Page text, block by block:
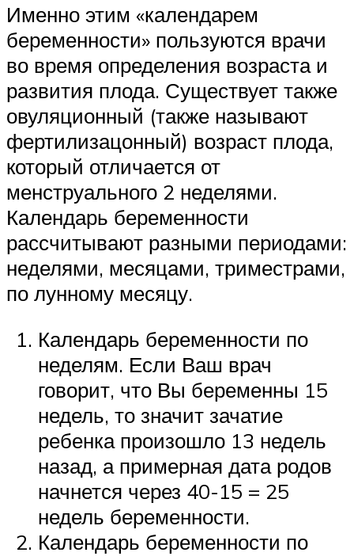
Именно этим «календарем
беременности» пользуются врачи
во время определения возраста и
развития плода. Существует также
овуляционный (также называют
фертилизацонный) возраст плода,
который отличается от
менструального 2 неделями.
Календарь беременности
рассчитывают разными периодами:
неделями, месяцами, триместрами,
по лунному месяцу.
Календарь беременности по
неделям. Если Ваш врач
говорит, что Вы беременны 15
недель, то значит зачатие
ребенка произошло 13 недель
назад, а примерная дата родов
начнется через 40-15 = 25
недель беременности.
Календарь беременности по